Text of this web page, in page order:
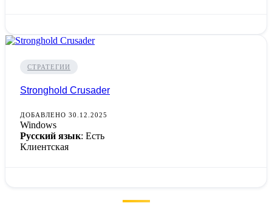
СТРАТЕГИИ
Stronghold Crusader
ДОБАВЛЕНО 30.12.2025
Windows
Русский язык: Есть
Клиентская